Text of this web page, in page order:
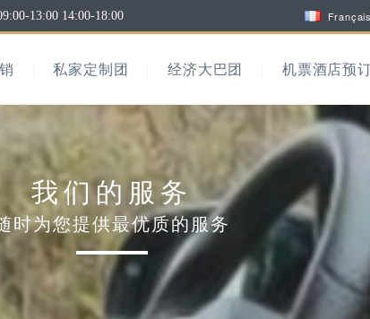
13:00 14:00-18:00 Français
私家定制团 经济大巴团 机票酒店预
我们的服务
时为您提供最优质的服务